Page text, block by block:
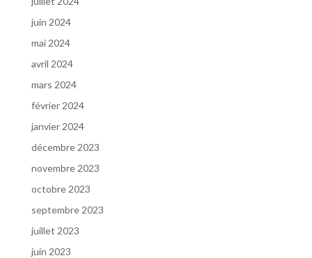
juin 2024
mai 2024
avril 2024
mars 2024
février 2024
janvier 2024
décembre 2023
novembre 2023
octobre 2023
septembre 2023
juillet 2023
juin 2023